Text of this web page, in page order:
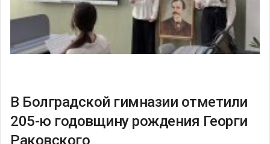
В Болградской гимназии отметили
205-ю годовщину рождения Георги
Раковского